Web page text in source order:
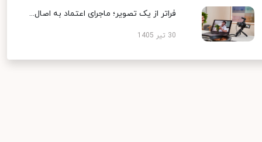
فراتر از یک تصویر؛ ماجرای اعتماد به اصال...
30 تیر 1405